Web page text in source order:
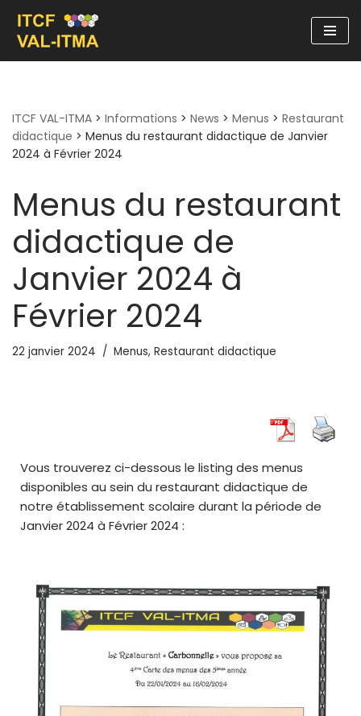
Aller
au
ITCF VAL-ITMA > Informations > News > Menus > Restaurant
didactique > Menus du restaurant didactique de Janvier
2024 à Février 2024
Menus du restaurant
didactique de
Janvier 2024 à
Février 2024
22 janvier 2024 Menus, Restaurant didactique
Vous trouverez ci-dessous le listing des menus
disponibles au sein du restaurant didactique de
notre établissement scolaire durant la période de
Janvier 2024 à Février 2024 :